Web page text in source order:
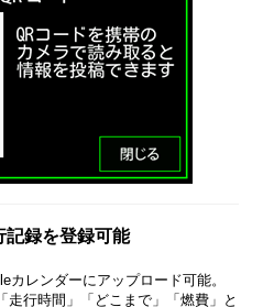
録を登録可能
カレンダーにアップロード可能。
行時間」「どこまで」「燃費」と